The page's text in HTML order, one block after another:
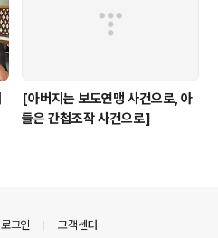
[아버지는 보도연맹 사건으로, 아
들은 간첩조작 사건으로]
로그인 고객센터